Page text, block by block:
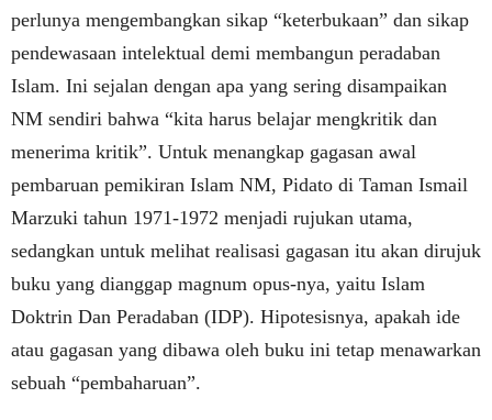
perlunya mengembangkan sikap “keterbukaan” dan sikap
pendewasaan intelektual demi membangun peradaban
Islam. Ini sejalan dengan apa yang sering disampaikan
NM sendiri bahwa “kita harus belajar mengkritik dan
menerima kritik”. Untuk menangkap gagasan awal
pembaruan pemikiran Islam NM, Pidato di Taman Ismail
Marzuki tahun 1971-1972 menjadi rujukan utama,
sedangkan untuk melihat realisasi gagasan itu akan dirujuk
buku yang dianggap magnum opus-nya, yaitu Islam
Doktrin Dan Peradaban (IDP). Hipotesisnya, apakah ide
atau gagasan yang dibawa oleh buku ini tetap menawarkan
sebuah “pembaharuan”.